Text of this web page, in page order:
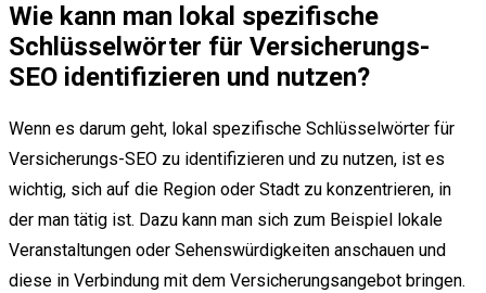
Wie kann man lokal spezifische
Schlüsselwörter für Versicherungs-
SEO identifizieren und nutzen?
Wenn es darum geht, lokal spezifische Schlüsselwörter für
Versicherungs-SEO zu identifizieren und zu nutzen, ist es
wichtig, sich auf die Region oder Stadt zu konzentrieren, in
der man tätig ist. Dazu kann man sich zum Beispiel lokale
Veranstaltungen oder Sehenswürdigkeiten anschauen und
diese in Verbindung mit dem Versicherungsangebot bringen.